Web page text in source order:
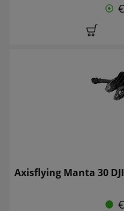
Axisflying Manta 30